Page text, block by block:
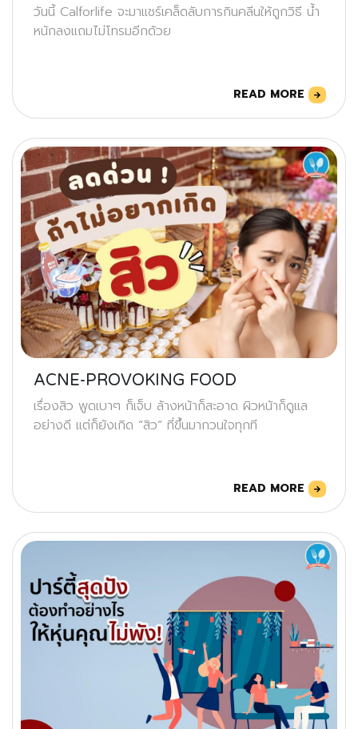
วันนี้ Calforlife จะมาแชร์เคล็ดลับการกินคลีนให้ถูกวิธี น้ำ
หนักลงแถมไม่โทรมอีกด้วย
READ MORE
ACNE-PROVOKING FOOD
เรื่องสิว พูดเบาๆ ก็เจ็บ ล้างหน้าก็สะอาด ผิวหน้าก็ดูแล
อย่างดี แต่ก็ยังเกิด “สิว” ที่ขึ้นมากวนใจทุกที
READ MORE